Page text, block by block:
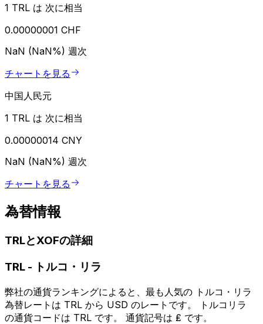
1 TRL は 次に相当
0.00000001 CHF
NaN (NaN%) 週次
チャートを見る
中国人民元
1 TRL は 次に相当
0.00000014 CNY
NaN (NaN%) 週次
チャートを見る
為替情報
TRLとXOFの詳細
TRL - トルコ・リラ
弊社の通貨ランキングによると、最も人気の トルコ・リラ
為替レートは TRL から USD のレートです。 トルコリラ
の通貨コードは TRL です。 通貨記号は ₤ です。